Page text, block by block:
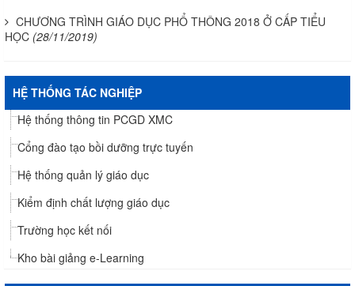
CHƯƠNG TRÌNH GIÁO DỤC PHỔ THÔNG 2018 Ở CẤP TIỂU
HỌC (28/11/2019)
HỆ THỐNG TÁC NGHIỆP
Hệ thống thông tin PCGD XMC
Cổng đào tạo bồi dưỡng trực tuyến
Hệ thống quản lý giáo dục
Kiểm định chất lượng giáo dục
Trường học kết nối
Kho bài giảng e-Learning